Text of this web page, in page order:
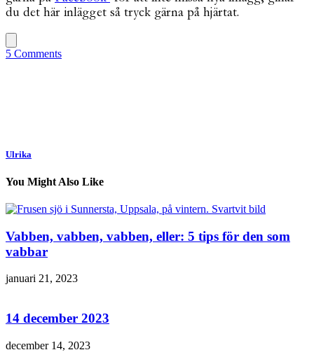
du det här inlägget så tryck gärna på hjärtat.
5 Comments
Ulrika
You Might Also Like
Vabben, vabben, vabben, eller: 5 tips för den som
vabbar
januari 21, 2023
14 december 2023
december 14, 2023